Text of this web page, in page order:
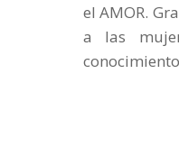
el AMOR.
a las